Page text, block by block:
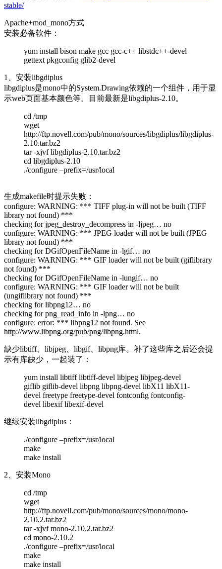
stable/
Apache+mod_mono方式
安装必备软件：
yum install bison make gcc gcc-c++ libstdc++-devel
gettext pkgconfig glib2-devel
1、安装libgdiplus
libgdiplus是mono中的System.Drawing依赖的一个组件，用于显
示web页面基本颜色等。目前最新是libgdiplus-2.10。
cd /tmp
wget
http://ftp.novell.com/pub/mono/sources/libgdiplus/libgdiplus-
2.10.tar.bz2
tar -xjvf libgdiplus-2.10.tar.bz2
cd libgdiplus-2.10
./configure –prefix=/usr/local
生成makefile时提示失败：
configure: WARNING: *** TIFF plug-in will not be built (TIFF
library not found) ***
checking for jpeg_destroy_decompress in -ljpeg… no
configure: WARNING: *** JPEG loader will not be built (JPEG
library not found) ***
checking for DGifOpenFileName in -lgif… no
configure: WARNING: *** GIF loader will not be built (giflibrary
not found) ***
checking for DGifOpenFileName in -lungif… no
configure: WARNING: *** GIF loader will not be built
(ungiflibrary not found) ***
checking for libpng12… no
checking for png_read_info in -lpng… no
configure: error: *** libpng12 not found. See
http://www.libpng.org/pub/png/libpng.html.
缺少libtiff、libjpeg、libgif、libpng库。补了这些库之后还会提
示有库缺少，一起装了：
yum install libtiff libtiff-devel libjpeg libjpeg-devel
giflib giflib-devel libpng libpng-devel libX11 libX11-
devel freetype freetype-devel fontconfig fontconfig-
devel libexif libexif-devel
继续安装libgdiplus：
./configure –prefix=/usr/local
make
make install
2、安装Mono
cd /tmp
wget
http://ftp.novell.com/pub/mono/sources/mono/mono-
2.10.2.tar.bz2
tar -xjvf mono-2.10.2.tar.bz2
cd mono-2.10.2
./configure –prefix=/usr/local
make
make install